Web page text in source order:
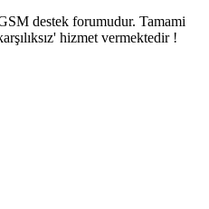
destek forumudur. Tamami
hizmet vermektedir !